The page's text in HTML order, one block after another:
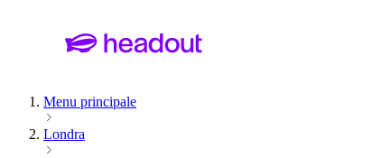
Menu principale
Londra